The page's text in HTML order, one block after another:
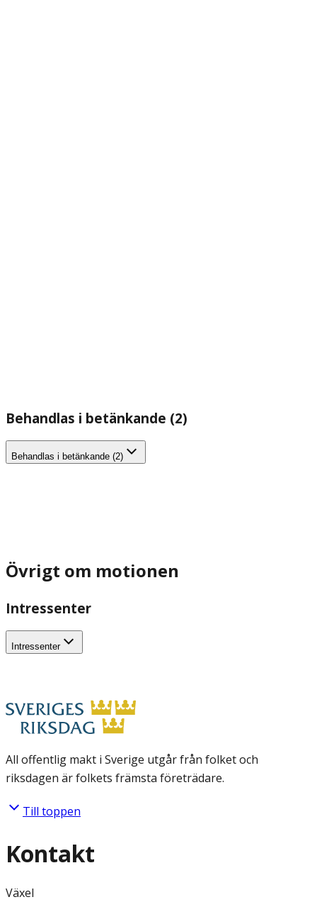
Behandlas i betänkande (2)
Behandlas i betänkande (2)
Övrigt om motionen
Intressenter
Intressenter
All offentlig makt i Sverige utgår från folket och
riksdagen är folkets främsta företrädare.
Till toppen
Kontakt
Växel